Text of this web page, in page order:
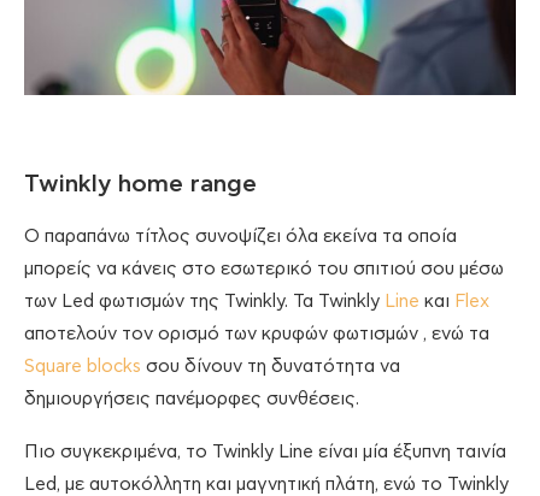
Twinkly home range
Ο παραπάνω τίτλος συνοψίζει όλα εκείνα τα οποία
μπορείς να κάνεις στο εσωτερικό του σπιτιού σου μέσω
των Led φωτισμών της Twinkly. Τα Twinkly Line και Flex
αποτελούν τον ορισμό των κρυφών φωτισμών , ενώ τα
Square blocks σου δίνουν τη δυνατότητα να
δημιουργήσεις πανέμορφες συνθέσεις.
Πιο συγκεκριμένα, το Twinkly Line είναι μία έξυπνη ταινία
Led, με αυτοκόλλητη και μαγνητική πλάτη, ενώ το Twinkly